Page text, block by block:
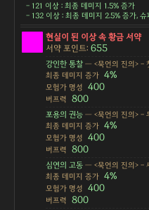
- 121 이상 : 최종 데미지 1.5% 증가
- 132 이상 : 최종 데미지 2.5% 증가,
현실이 된 이상 속 황금 서약
서약 포인트: 655
강인한 통찰 — <묵언의 진의> -
최종 데미지 증가 4%
모험가 명성 400
버프력 800
포용의 권능 — <묵언의 진의> -
최종 데미지 증가 4%
모험가 명성 400
버프력 800
심연의 고동 — <묵언의 진의> -
최종 데미지 증가 4%
모험가 명성 400
버프력 800